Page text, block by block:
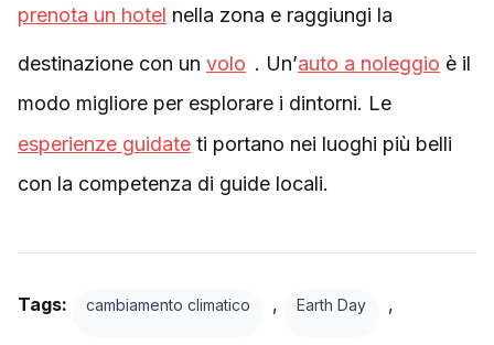
prenota un hotel nella zona e raggiungi la
destinazione con un volo . Un’auto a noleggio è il
modo migliore per esplorare i dintorni. Le
esperienze guidate ti portano nei luoghi più belli
con la competenza di guide locali.
Tags: cambiamento climatico , Earth Day ,